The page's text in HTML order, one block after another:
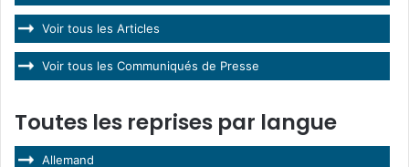
Voir tous les Articles
Voir tous les Communiqués de Presse
Toutes les reprises par langue
Allemand